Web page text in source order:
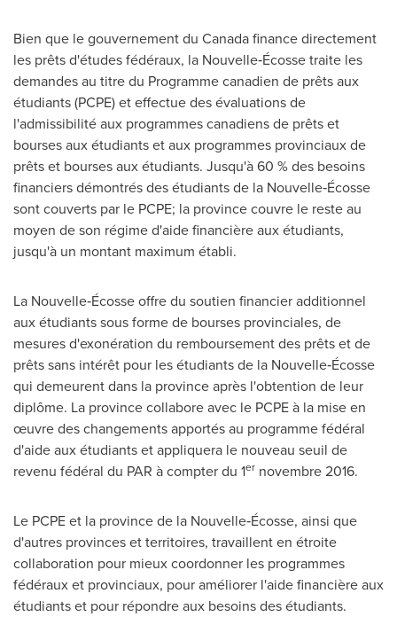
Bien que le gouvernement du Canadafinance directement
les prêts d'études fédéraux, la Nouvelle‑Écosse traite les
demandes au titre du Programme canadien de prêts aux
étudiants (PCPE) et effectue des évaluations de
l'admissibilité aux programmes canadiens de prêts et
bourses aux étudiants et aux programmes provinciaux de
prêts et bourses aux étudiants. Jusqu'à 60 % des besoins
financiers démontrés des étudiants de la Nouvelle‑Écosse
sont couverts par le PCPE; la province couvre le reste au
moyen de son régime d'aide financière aux étudiants,
jusqu'à un montant maximum établi.
La Nouvelle‑Écosse offre du soutien financier additionnel
aux étudiants sous forme de bourses provinciales, de
mesures d'exonération du remboursement des prêts et de
prêts sans intérêt pour les étudiants de la Nouvelle‑Écosse
qui demeurent dans la province après l'obtention de leur
diplôme. La province collabore avec le PCPE à la mise en
œuvre des changements apportés au programme fédéral
d'aide aux étudiants et appliquera le nouveau seuil de
revenu fédéral du PAR à compter du 1er novembre 2016.
Le PCPE et la province de la Nouvelle‑Écosse, ainsi que
d'autres provinces et territoires, travaillent en étroite
collaboration pour mieux coordonner les programmes
fédéraux et provinciaux, pour améliorer l'aide financière aux
étudiants et pour répondre aux besoins des étudiants.